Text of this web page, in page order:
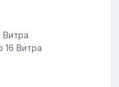
16 Витра